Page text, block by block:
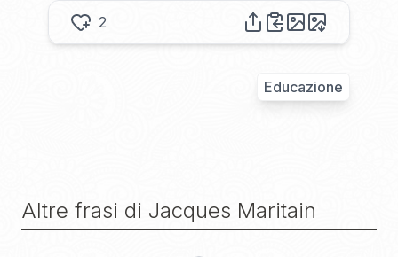
2
Educazione
Altre frasi di Jacques Maritain